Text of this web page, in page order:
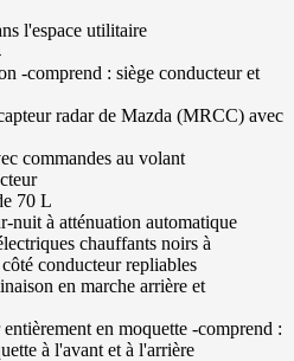
l'espace utilitaire
-comprend : siège conducteur et
radar de Mazda (MRCC) avec
commandes au volant
70 L
nuit à atténuation automatique
chauffants noirs à
conducteur repliables
en marche arrière et
en moquette -comprend :
à l'avant et à l'arrière